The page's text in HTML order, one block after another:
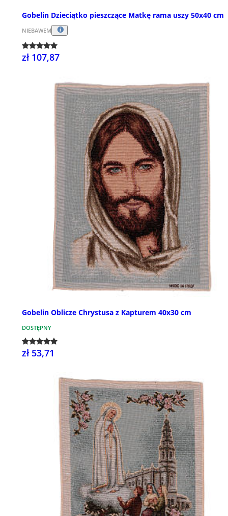
Gobelin Dzieciątko pieszczące Matkę rama uszy 50x40 cm
NIEBAWEM
zł 107,87
Gobelin Oblicze Chrystusa z Kapturem 40x30 cm
DOSTĘPNY
zł 53,71